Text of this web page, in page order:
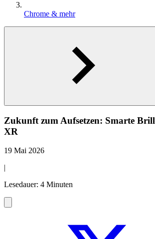
Chrome & mehr
Zukunft zum Aufsetzen: Smarte
XR
19 Mai 2026
|
Lesedauer: 4 Minuten